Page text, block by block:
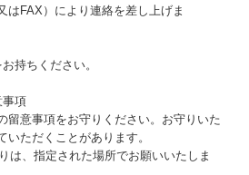
はFAX）により連絡を差し上げま
持ちください。
事項
意事項をお守りください。お守りいた
ただくことがあります。
は、指定された場所でお願いいたしま